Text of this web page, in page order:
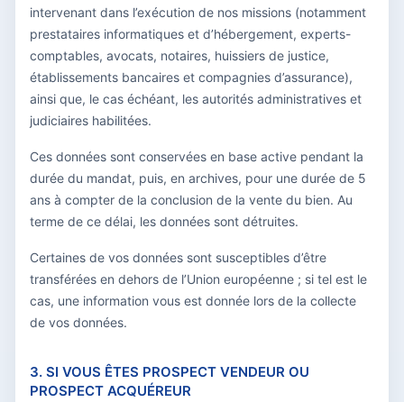
intervenant dans l’exécution de nos missions (notamment
prestataires informatiques et d’hébergement, experts-
comptables, avocats, notaires, huissiers de justice,
établissements bancaires et compagnies d’assurance),
ainsi que, le cas échéant, les autorités administratives et
judiciaires habilitées.
Ces données sont conservées en base active pendant la
durée du mandat, puis, en archives, pour une durée de 5
ans à compter de la conclusion de la vente du bien. Au
terme de ce délai, les données sont détruites.
Certaines de vos données sont susceptibles d’être
transférées en dehors de l’Union européenne ; si tel est le
cas, une information vous est donnée lors de la collecte
de vos données.
3. SI VOUS ÊTES PROSPECT VENDEUR OU
PROSPECT ACQUÉREUR